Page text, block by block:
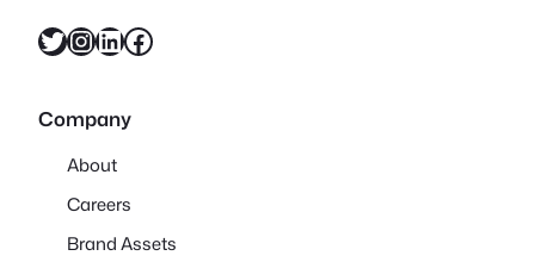
X InstagramLinkedIn Facebook
Company
About
Careers
Brand Assets